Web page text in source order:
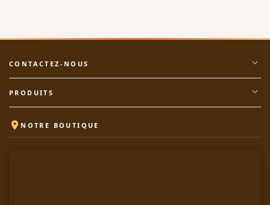
CONTACTEZ-NOUS expand_more
PRODUITS expand_more
 NOTRE BOUTIQUE